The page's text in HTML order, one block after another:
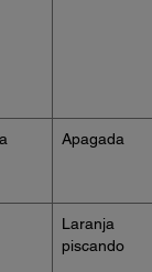
Apagada
Laranja
piscando